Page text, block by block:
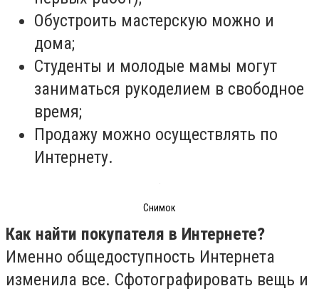
Обустроить мастерскую можно и
дома;
Студенты и молодые мамы могут
заниматься рукоделием в свободное
время;
Продажу можно осуществлять по
Интернету.
Снимок
Как найти покупателя в Интернете?
Именно общедоступность Интернета
изменила все. Сфотографировать вещь и